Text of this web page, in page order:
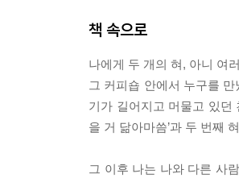
책 속으로
나에게 두 개의 혀, 아니 여
그 커피숍 안에서 누구를
기가 길어지고 머물고 있던
을 거 닮아마씀’과 두 번째
그 이후 나는 나와 다른 사